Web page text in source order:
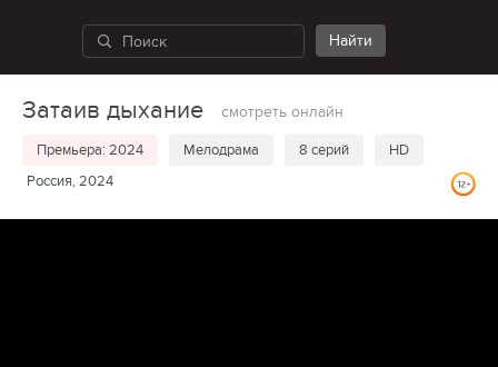
Затаив дыхание смотреть онлайн
Премьера: 2024 Мелодрама 8 серий
HD
Россия, 2024